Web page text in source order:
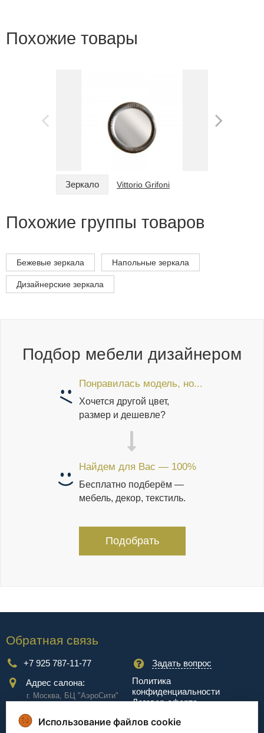
Похожие товары
Зеркало Vittorio Grifoni
Похожие группы товаров
Бежевые зеркала Напольные зеркала
Дизайнерские зеркала
Подбор мебели дизайнером
Понравилась модель, но...
Хочется другой цвет,
размер и дешевле?
Найдем для Вас — 100%
Бесплатно подберём —
мебель, декор, текстиль.
Подобрать
Обратная связь
+7 925 787-11-77
Задать вопрос
Адрес салона:
г. Москва, БЦ "АэроCити"
Куркинское ш., стр.2, 17
этаж
Политика
конфиденциальности
Договор-оферта
Использование файлов cookie